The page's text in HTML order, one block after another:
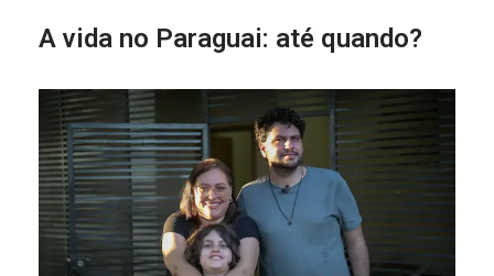
A vida no Paraguai: até quando?